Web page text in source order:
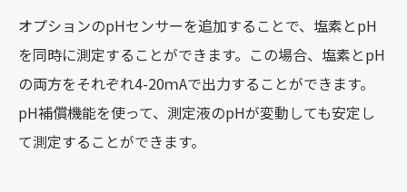
オプションのpHセンサーを追加することで、塩素とpH
を同時に測定することができます。この場合、塩素とpH
の両方をそれぞれ4-20ｍAで出力することができます。
pH補償機能を使って、測定液のpHが変動しても安定し
て測定することができます。